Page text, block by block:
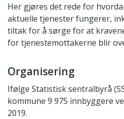
Her gjøres det rede for
aktuelle tjenester fungerer,
tiltak for å sørge for at
for tjenestemottakerne blir
Organisering
Ifølge Statistisk sentralbyrå
kommune 9 975 innbyggere
2019.